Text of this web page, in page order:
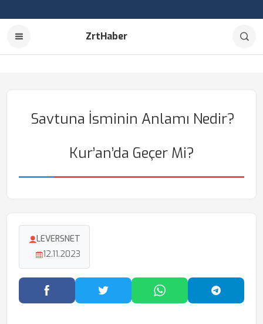
ZrtHaber
Savtuna İsminin Anlamı Nedir?
Kur’an’da Geçer Mi?
LEVERSNET
12.11.2023
Facebook'ta PaylaşTwitter'da PaylaşWhatsApp'ta Paylaş